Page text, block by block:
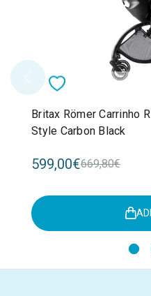
Britax Römer Carrinho
Style Carbon Black
599,00€669,80€